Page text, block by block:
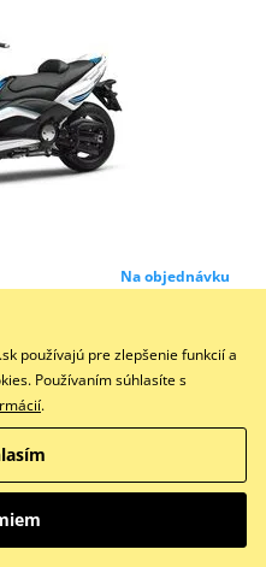
Na objednávku
Porovnať
C/SONAUTO-WHITE
9855A modrá
používajú pre zlepšenie funkcií a
Používaním súhlasíte s
.